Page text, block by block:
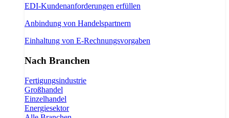
EDI-Kundenanforderungen erfüllen
Anbindung von Handelspartnern
Einhaltung von E-Rechnungsvorgaben
Nach Branchen
Fertigungsindustrie
Großhandel
Einzelhandel
Energiesektor